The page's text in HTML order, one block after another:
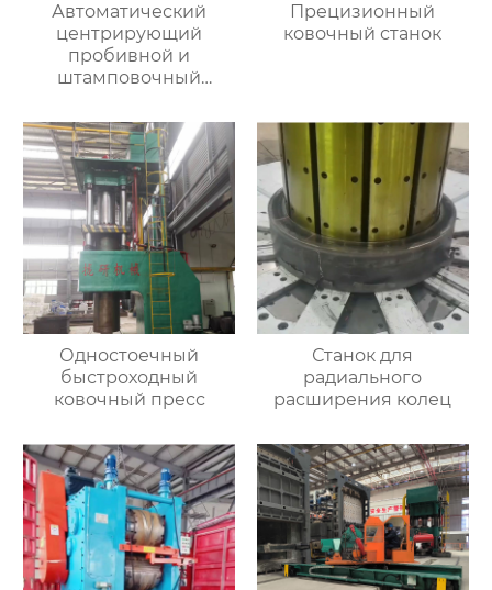
Автоматический
центрирующий
пробивной и
штамповочный
пресс
Прецизионный
ковочный станок
Одностоечный
быстроходный
ковочный пресс
Станок для
радиального
расширения колец